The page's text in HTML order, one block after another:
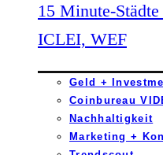
15 Minute-
ICLEI, WEF
Geld +
Coinbureau
Nachhaltigkeit
Marketing +